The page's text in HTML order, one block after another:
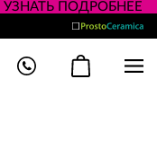
УЗНАТЬ ПОДРОБНЕЕ